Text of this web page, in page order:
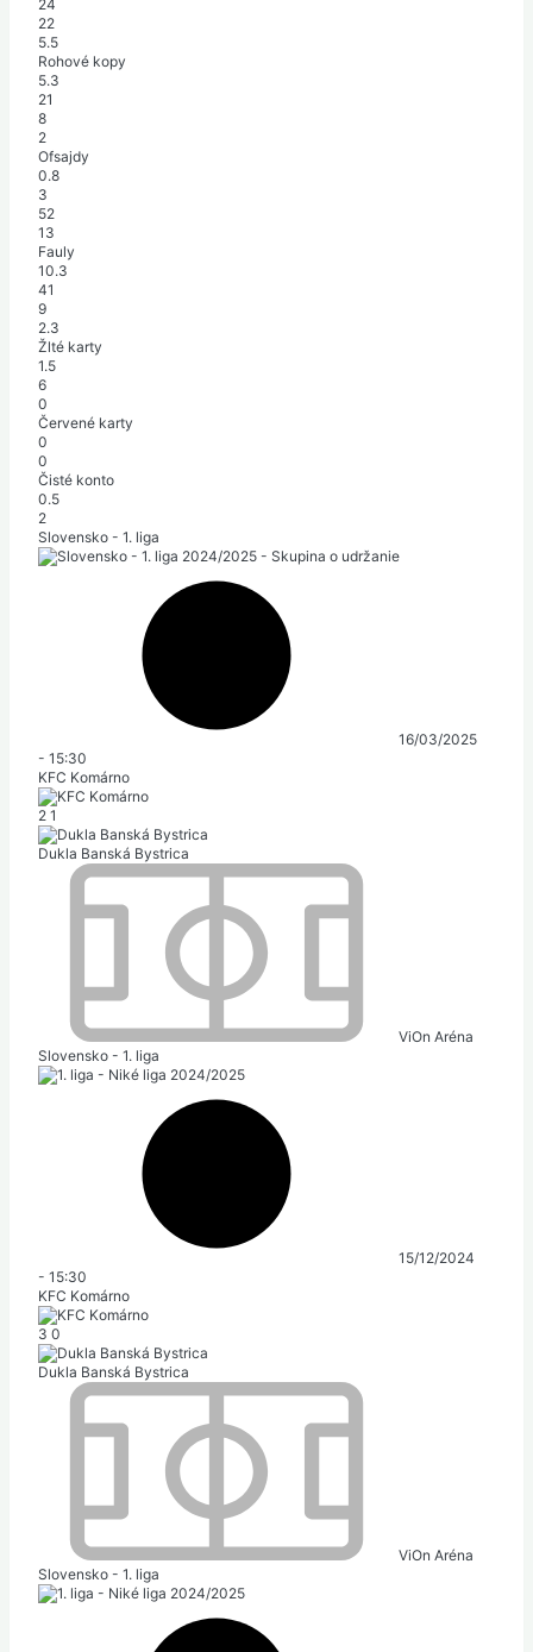
24
22
5.5
Rohové kopy
5.3
21
8
2
Ofsajdy
0.8
3
52
13
Fauly
10.3
41
9
2.3
Žlté karty
1.5
6
0
Červené karty
0
0
Čisté konto
0.5
2
Slovensko - 1. liga
16/03/2025
- 15:30
KFC Komárno
2 1
Dukla Banská Bystrica
ViOn Aréna
Slovensko - 1. liga
15/12/2024
- 15:30
KFC Komárno
3 0
Dukla Banská Bystrica
ViOn Aréna
Slovensko - 1. liga